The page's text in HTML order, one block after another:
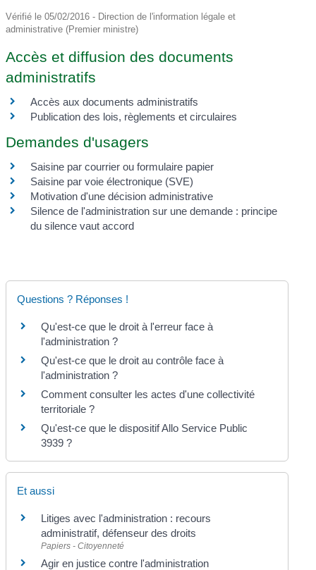
Vérifié le 05/02/2016 - Direction de l'information légale et
administrative (Premier ministre)
Accès et diffusion des documents
administratifs
Accès aux documents administratifs
Publication des lois, règlements et circulaires
Demandes d'usagers
Saisine par courrier ou formulaire papier
Saisine par voie électronique (SVE)
Motivation d'une décision administrative
Silence de l'administration sur une demande : principe
du silence vaut accord
Questions ? Réponses !
Qu'est-ce que le droit à l'erreur face à
l'administration ?
Qu'est-ce que le droit au contrôle face à
l'administration ?
Comment consulter les actes d'une collectivité
territoriale ?
Qu'est-ce que le dispositif Allo Service Public
3939 ?
Et aussi
Litiges avec l'administration : recours
administratif, défenseur des droits
Papiers - Citoyenneté
Agir en justice contre l'administration